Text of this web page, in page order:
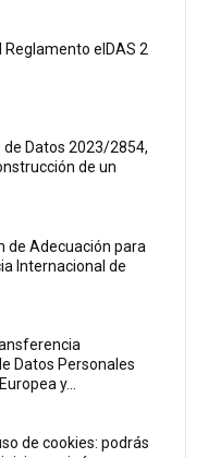
Reglamento eIDAS 2
de Datos 2023/2854,
de un
de Adecuación para
Internacional de
Datos Personales
y...
de cookies: podrás